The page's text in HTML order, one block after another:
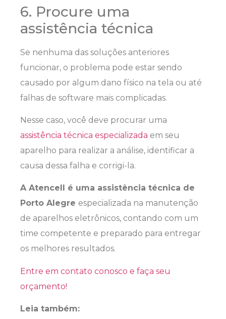
6. Procure uma
assistência técnica
Se nenhuma das soluções anteriores
funcionar, o problema pode estar sendo
causado por algum dano físico na tela ou até
falhas de software mais complicadas.
Nesse caso, você deve procurar uma
assistência técnica especializada em seu
aparelho para realizar a análise, identificar a
causa dessa falha e corrigi-la.
A Atencell é uma assistência técnica de
Porto Alegre especializada na manutenção
de aparelhos eletrônicos, contando com um
time competente e preparado para entregar
os melhores resultados.
Entre em contato conosco e faça seu
orçamento!
Leia também: